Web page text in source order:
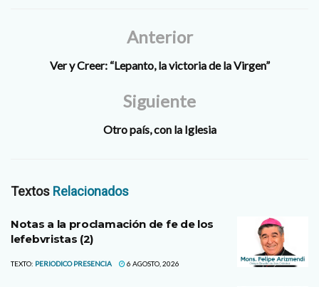
Anterior
Ver y Creer: “Lepanto, la victoria de la Virgen”
Siguiente
Otro país, con la Iglesia
Textos Relacionados
Notas a la proclamación de fe de los
lefebvristas (2)
TEXTO: PERIODICO PRESENCIA 6 AGOSTO, 2026